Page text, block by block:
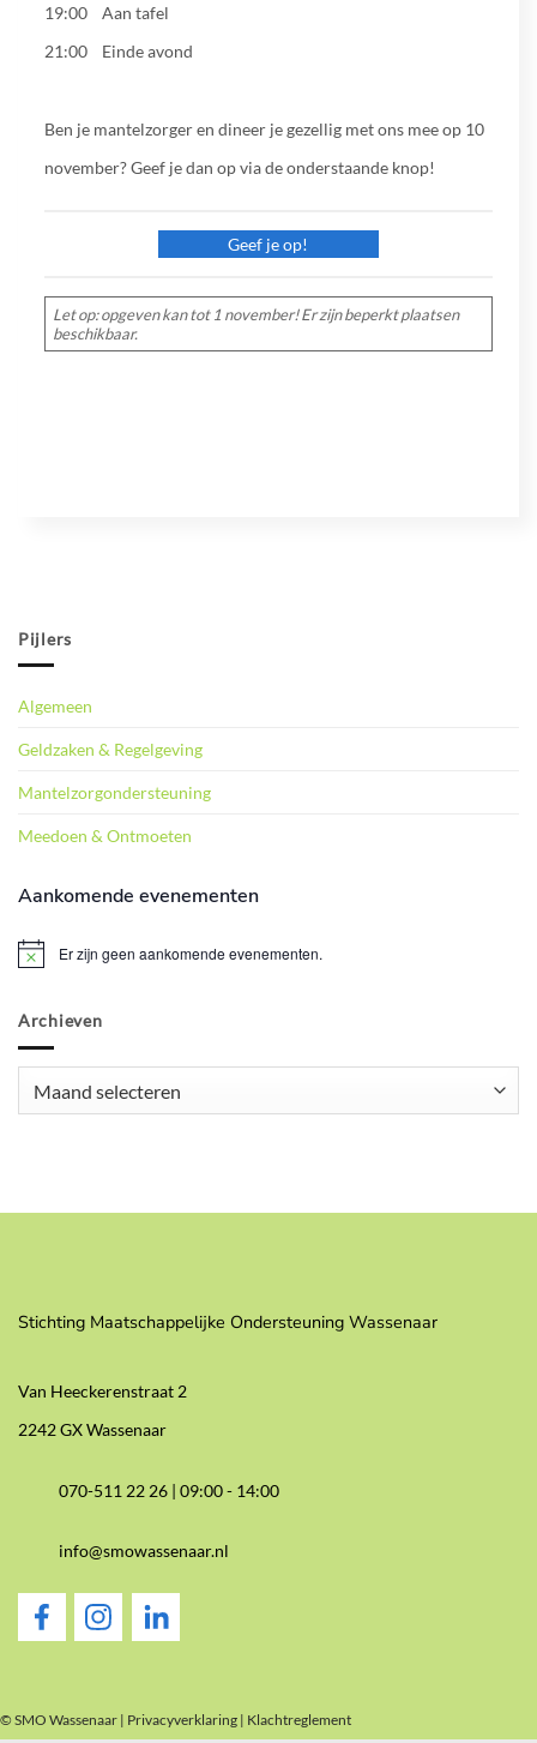
Pijlers
Algemeen
Geldzaken & Regelgeving
Mantelzorgondersteuning
Meedoen & Ontmoeten
Aankomende evenementen
BerichtEr zijn geen aankomende evenementen.
Archieven
19:00 Aan tafel
21:00 Einde avond
Ben je mantelzorger en dineer je gezellig met ons mee op 10
november? Geef je dan op via de onderstaande knop!
Geef je op!
Let op: opgeven kan tot 1 november! Er zijn beperkt plaatsen
beschikbaar.
Stichting Maatschappelijke Ondersteuning Wassenaar
Van Heeckerenstraat 2
2242 GX Wassenaar
070-511 22 26 |09:00 - 14:00
info@smowassenaar.nl
© SMO Wassenaar | Privacyverklaring | Klachtreglement